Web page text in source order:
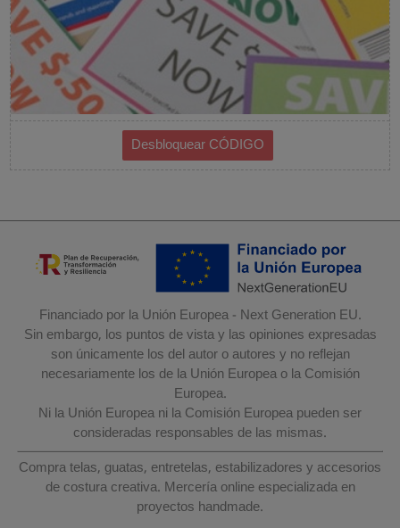
Financiado por la Unión Europea - Next Generation EU.
Sin embargo, los puntos de vista y las opiniones expresadas
son únicamente los del autor o autores y no reflejan
necesariamente los de la Unión Europea o la Comisión
Europea.
Ni la Unión Europea ni la Comisión Europea pueden ser
consideradas responsables de las mismas.
Compra telas, guatas, entretelas, estabilizadores y accesorios
de costura creativa. Mercería online especializada en
proyectos handmade.